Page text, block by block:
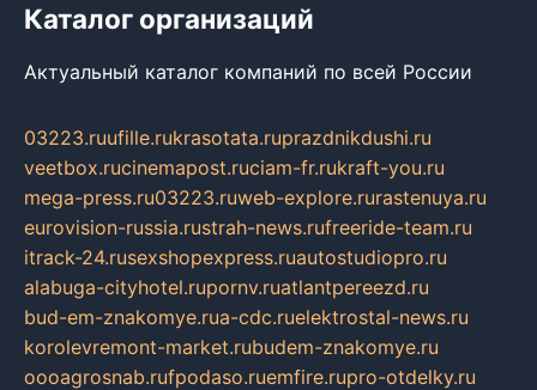
Каталог организаций
Актуальный каталог компаний по всей России
03223.ruufille.rukrasotata.ruprazdnikdushi.ru
veetbox.rucinemapost.ruciam-fr.rukraft-you.ru
mega-press.ru03223.ruweb-explore.rurastenuya.ru
eurovision-russia.rustrah-news.rufreeride-team.ru
itrack-24.rusexshopexpress.ruautostudiopro.ru
alabuga-cityhotel.rupornv.ruatlantpereezd.ru
bud-em-znakomye.rua-cdc.ruelektrostal-news.ru
korolevremont-market.rubudem-znakomye.ru
oooagrosnab.rufpodaso.ruemfire.rupro-otdelky.ru